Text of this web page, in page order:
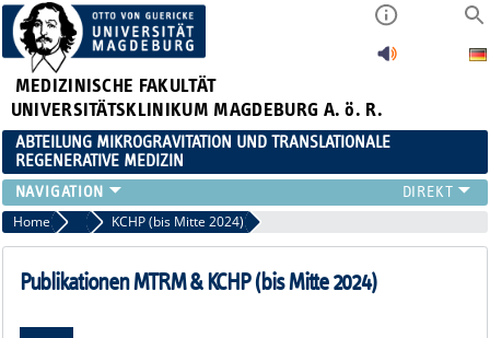
MEDIZINISCHE FAKULTÄT
UNIVERSITÄTSKLINIKUM MAGDEBURG A. ö. R.
ABTEILUNG MIKROGRAVITATION UND TRANSLATIONALE
REGENERATIVE MEDIZIN
FORSCHUNG
LEHRE
VERANSTALTUNGEN
TEAM
Home Publikationen
KCHP (bis Mitte 2024)
Publikationen MTRM & KCHP (bis Mitte 2024)